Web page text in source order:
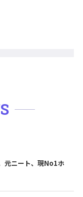
元ニート、現No1ホ